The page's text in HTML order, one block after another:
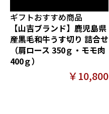
ギフトおすすめ商品
【山吉ブランド】鹿児島県
産黒毛和牛うす切り 詰合せ
（肩ロース 350ｇ・モモ肉
400ｇ）
￥10,800